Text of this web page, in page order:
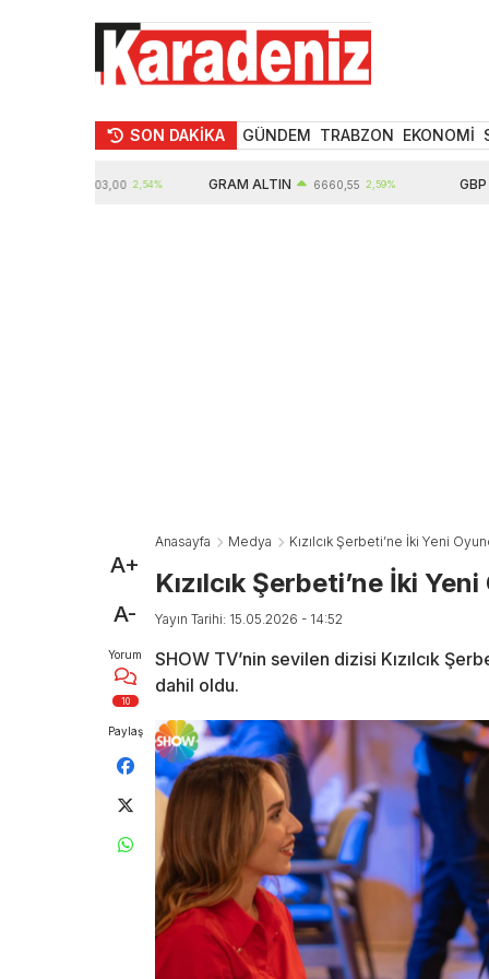
SON DAKİKA GÜNDEM TRABZON EKONOMİ
2,54% GRAM ALTIN 6660,55 2,59%
A+
A-
Yorum
10
Paylaş
Anasayfa Medya Kızılcık Şerbeti’ne İki Yeni
Kızılcık Şerbeti’ne İki
Yayın Tarihi: 15.05.2026 - 14:52
SHOW TV’nin sevilen dizisi Kızılcık
dahil oldu.